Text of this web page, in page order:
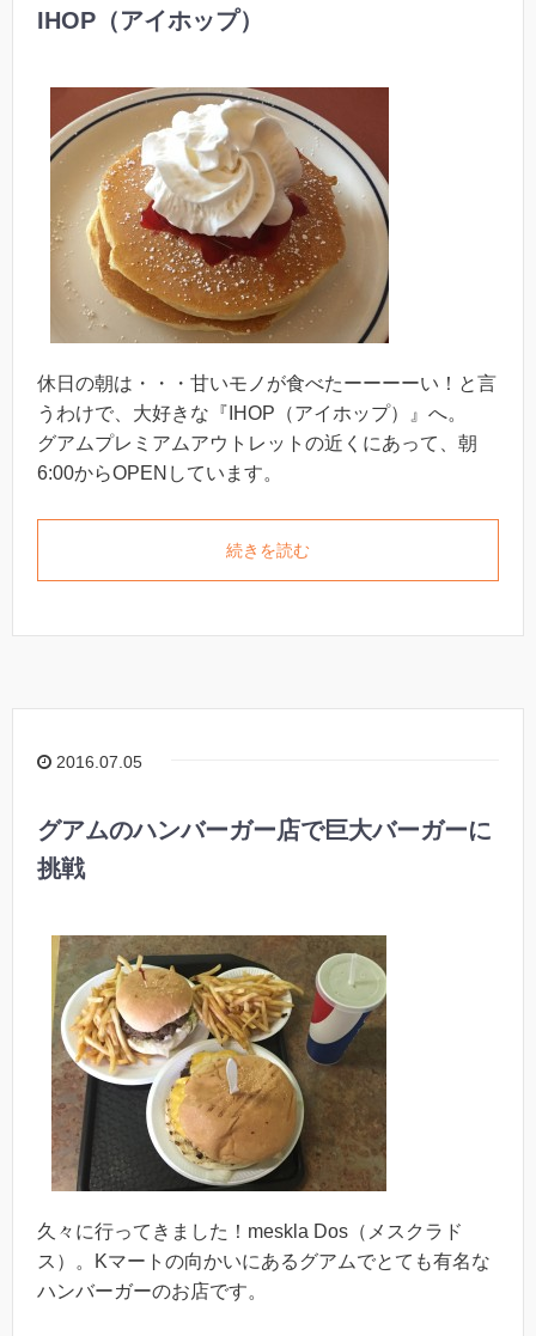
IHOP（アイホップ）
休日の朝は・・・甘いモノが食べたーーーーい！と言
うわけで、大好きな『IHOP（アイホップ）』へ。
グアムプレミアムアウトレットの近くにあって、朝
6:00からOPENしています。
続きを読む
2016.07.05
グアムのハンバーガー店で巨大バーガーに
挑戦
久々に行ってきました！meskla Dos（メスクラド
ス）。Kマートの向かいにあるグアムでとても有名な
ハンバーガーのお店です。